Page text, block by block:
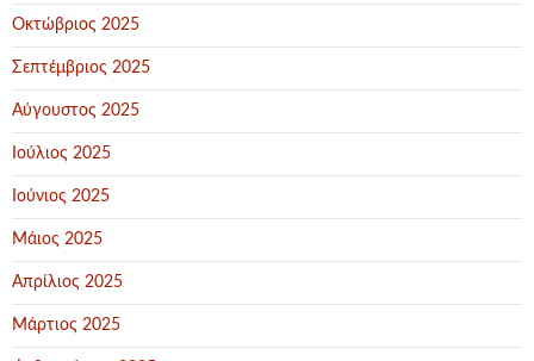
Οκτώβριος 2025
Σεπτέμβριος 2025
Αύγουστος 2025
Ιούλιος 2025
Ιούνιος 2025
Μάιος 2025
Απρίλιος 2025
Μάρτιος 2025